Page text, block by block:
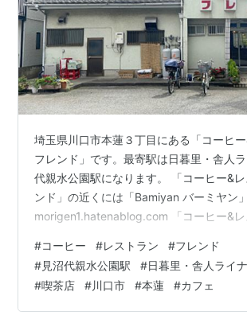
埼玉県川口市本蓮３丁目にある「コーヒ
フレンド」です。最寄駅は日暮里・舎人
代親水公園駅になります。 「コーヒー&
ンド」の近くには「Bamiyan バーミヤン
morigen1.hatenablog.com 「コーヒー&レ
トラン フレンド 外観 コーヒー&レストラ
内 「コーヒー&レストラン フレンド」に
されております。駐車場に車を停めて店内
は４組程おりました。空いている4人掛け
#コーヒー #レストラン #フレンド
#見沼代親水公園駅 #日暮里・舎人ライ
#喫茶店 #川口市 #本蓮 #カフェ